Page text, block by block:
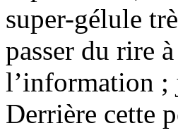
super-gélule
passer du rire
l’information ;
Derrière cette